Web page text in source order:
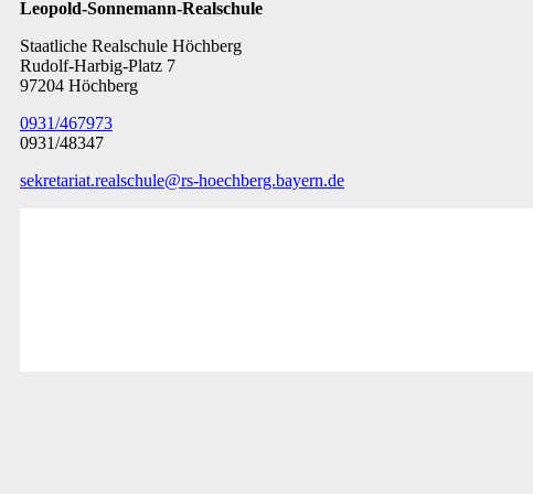
Leopold-Sonnemann-Realschule
Staatliche Realschule Höchberg
Rudolf-Harbig-Platz 7
97204 Höchberg
0931/467973
0931/48347
sekretariat.realschule@rs-hoechberg.bayern.de